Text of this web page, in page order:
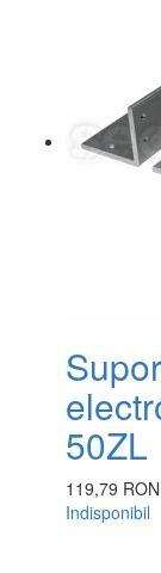
50ZL
119,79 RON
Indisponibil